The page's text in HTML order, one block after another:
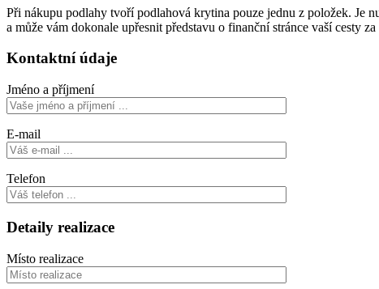
Při nákupu podlahy tvoří podlahová krytina pouze jednu z položek. Je
a může vám dokonale upřesnit představu o finanční stránce vaší cesty
Kontaktní údaje
Jméno a příjmení
E-mail
Telefon
Detaily realizace
Místo realizace